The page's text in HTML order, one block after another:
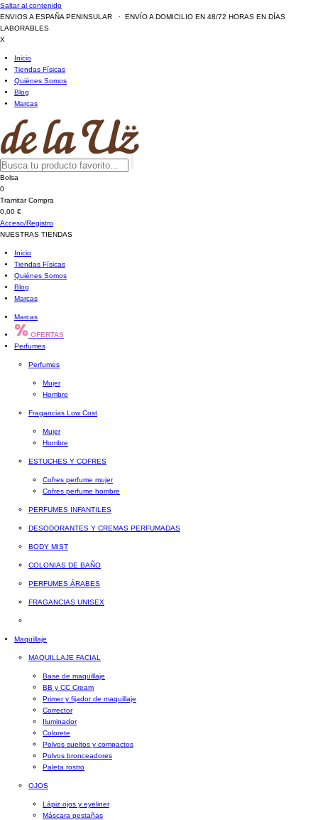
Saltar al contenido
ENVIOS A ESPAÑA PENINSULAR · ENVÍO A DOMICILIO EN 48/72 HORAS EN DÍAS
LABORABLES
X
Inicio
Tiendas Físicas
Quiénes Somos
Blog
Marcas
Bolsa
0
Tramitar Compra
0,00 €
Acceso/Registro
NUESTRAS TIENDAS
Inicio
Tiendas Físicas
Quiénes Somos
Blog
Marcas
Marcas
OFERTAS
Perfumes
Perfumes
Mujer
Hombre
Fragancias Low Cost
Mujer
Hombre
ESTUCHES Y COFRES
Cofres perfume mujer
Cofres perfume hombre
PERFUMES INFANTILES
DESODORANTES Y CREMAS PERFUMADAS
BODY MIST
COLONIAS DE BAÑO
PERFUMES ÁRABES
FRAGANCIAS UNISEX
Maquillaje
MAQUILLAJE FACIAL
Base de maquillaje
BB y CC Cream
Primer y fijador de maquillaje
Corrector
Iluminador
Colorete
Polvos sueltos y compactos
Polvos bronceadores
Paleta rostro
OJOS
Lápiz ojos y eyeliner
Máscara pestañas